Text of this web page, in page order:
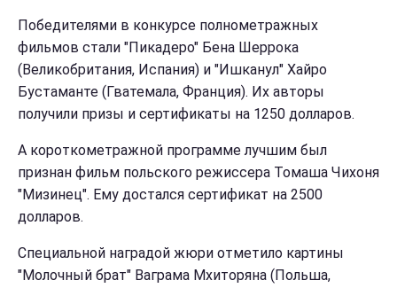
Победителями в конкурсе полнометражных
фильмов стали "Пикадеро" Бена Шеррока
(Великобритания, Испания) и "Ишканул" Хайро
Бустаманте (Гватемала, Франция). Их авторы
получили призы и сертификаты на 1250 долларов.
А короткометражной программе лучшим был
признан фильм польского режиссера Томаша Чихоня
"Мизинец". Ему достался сертификат на 2500
долларов.
Специальной наградой жюри отметило картины
"Молочный брат" Ваграма Мхиторяна (Польша,